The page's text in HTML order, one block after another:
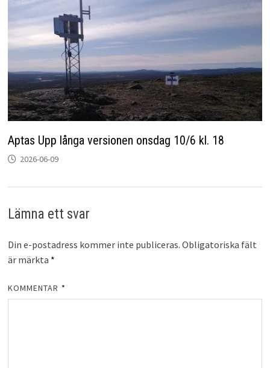
Aptas Upp långa versionen onsdag 10/6 kl. 18
2026-06-09
Lämna ett svar
Din e-postadress kommer inte publiceras. Obligatoriska fält
är märkta *
KOMMENTAR *